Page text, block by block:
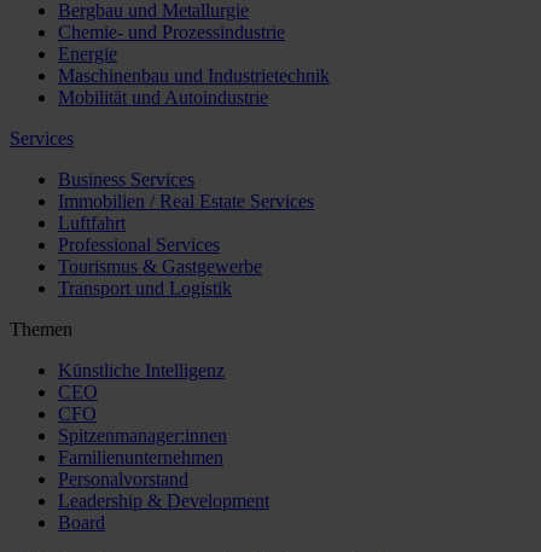
Bergbau und Metallurgie
Chemie- und Prozessindustrie
Energie
Maschinenbau und Industrietechnik
Mobilität und Autoindustrie
Services
Business Services
Immobilien / Real Estate Services
Luftfahrt
Professional Services
Tourismus & Gastgewerbe
Transport und Logistik
Themen
Künstliche Intelligenz
CEO
CFO
Spitzenmanager:innen
Familienunternehmen
Personalvorstand
Leadership & Development
Board